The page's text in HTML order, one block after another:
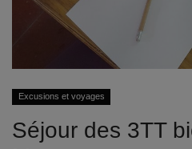
Activation email
Internats
Documents
Excusions et voyages
Séjour des 3TT